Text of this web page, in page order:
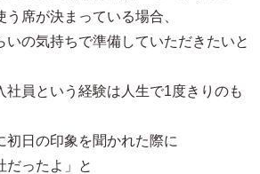
席が決まっている場合、
いの気持ちで準備していただきたいと
社員という経験は人生で1度きりのも
初日の印象を聞かれた際に
だったよ」と